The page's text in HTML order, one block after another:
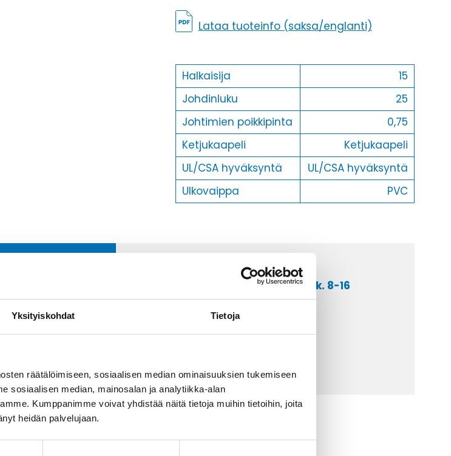
Yksityiskohdat Tietoja
räätälöimiseen, sosiaalisen median ominaisuuksien tukemiseen
sosiaalisen median, mainosalan ja analytiikka-alan
Kumppanimme voivat yhdistää näitä tietoja muihin tietoihin, joita
heidän palvelujaan.
Lataa tuoteinfo (saksa/englanti)
Halkaisija
15
Johdinluku
25
Johtimien poikkipinta
0,75
Ketjukaapeli
Ketjukaapeli
UL/CSA hyväksyntä
UL/CSA hyväksyntä
Ulkovaippa
PVC
meidän
Soita asiakaspalveluumme ark. 8-16
+358 9 2252 260
Tai lähetä sähköpostia